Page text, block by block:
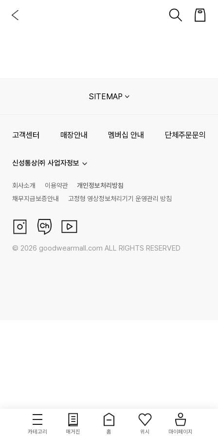
카테고리 매거진 홈 위시 마이페이지
SITEMAP
고객센터 매장안내 멤버십 안내 단체주문문의
신성통상㈜ 사업자정보
회사소개 이용약관
개인정보처리방침
채무지급보증안내
고정형 영상정보처리기기 운영관리 방침
© 2026 goodwearmall.com ALL RIGHTS RESERVED